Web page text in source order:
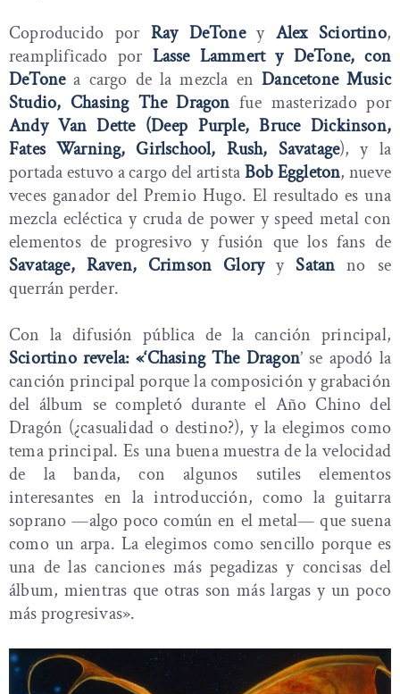
Coproducido por Ray DeToney Alex Sciortino,
reamplificado por Lasse Lammert y DeTone, con
DeTonea cargo de la mezcla enDancetone Music
Studio, Chasing The Dragon fue masterizado por
Andy Van Dette (Deep Purple, Bruce Dickinson,
Fates Warning, Girlschool, Rush, Savatage), y la
portada estuvo a cargo del artistaBob Eggleton, nueve
veces ganador del Premio Hugo. El resultado es una
mezcla ecléctica y cruda de power y speed metal con
elementos de progresivo y fusión que los fans de
Savatage, Raven, Crimson GloryySatan no se
querrán perder.
Con la difusión pública de la canción principal,
Sciortino revela: «‘Chasing The Dragon’ se apodó la
canción principal porque la composición y grabación
del álbum se completó durante el Año Chino del
Dragón (¿casualidad o destino?), y la elegimos como
tema principal. Es una buena muestra de la velocidad
de la banda, con algunos sutiles elementos
interesantes en la introducción, como la guitarra
soprano —algo poco común en el metal— que suena
como un arpa. La elegimos como sencillo porque es
una de las canciones más pegadizas y concisas del
álbum, mientras que otras son más largas y un poco
más progresivas».